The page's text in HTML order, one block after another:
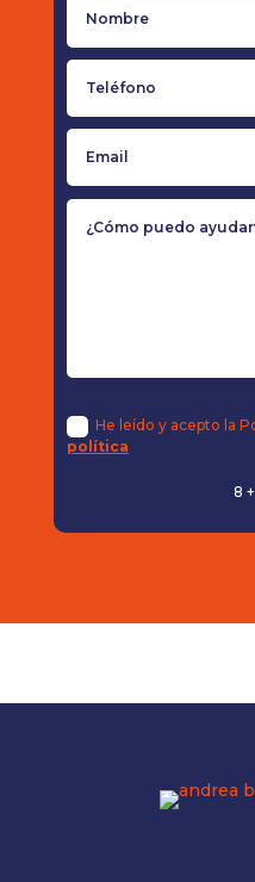
He leído y acepto la
política
8